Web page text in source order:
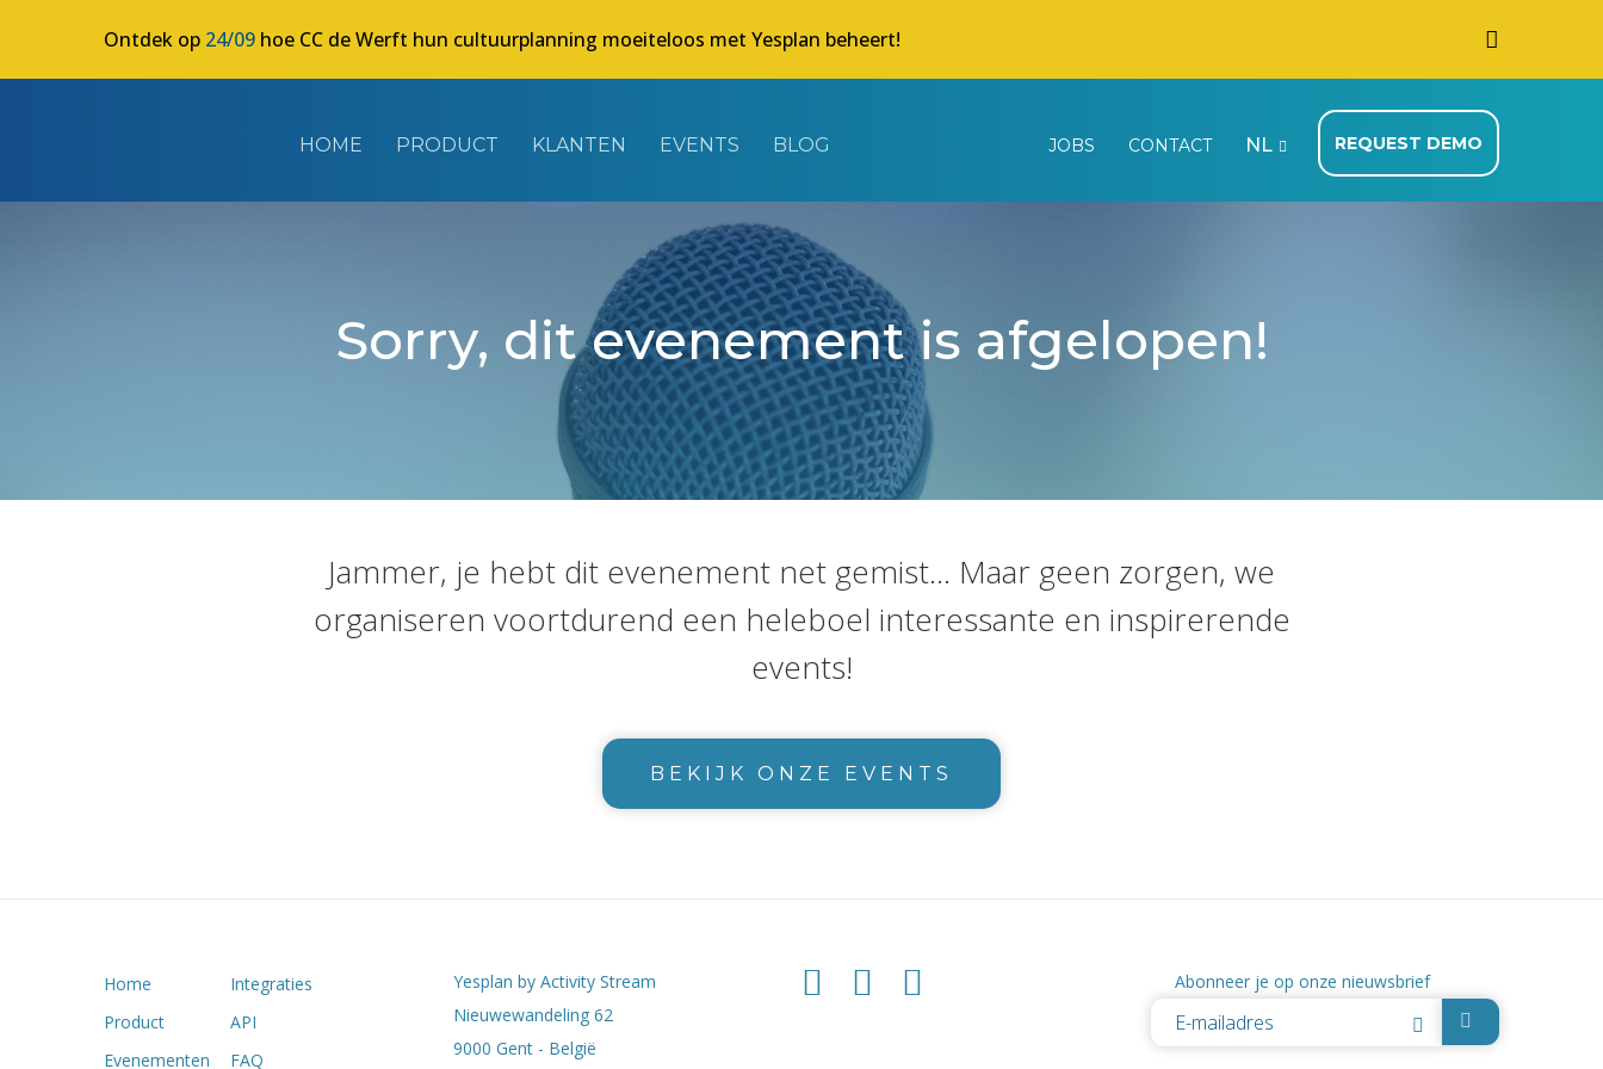
Ontdek op 24/09 hoe CC de Werft hun cultuurplanning moeiteloos met Yesplan beheert!
HOME PRODUCT KLANTEN EVENTS BLOG JOBS CONTACT NL REQUEST DEMO
Sorry, dit evenement is afgelopen!
Jammer, je hebt dit evenement net gemist... Maar geen zorgen, we
organiseren voortdurend een heleboel interessante en inspirerende
events!
BEKIJK ONZE EVENTS
Home
Product
Evenementen
Integraties
API
FAQ
Yesplan by Activity Stream
Nieuwewandeling 62
9000 Gent - België
Abonneer je op onze nieuwsbrief